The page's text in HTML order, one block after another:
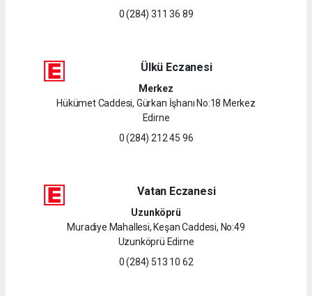
0 (284) 311 36 89
Ülkü Eczanesi
Merkez
Hükümet Caddesi, Gürkan İşhanı No:18 Merkez
Edirne
0 (284) 212 45 96
Vatan Eczanesi
Uzunköprü
Muradiye Mahallesi, Keşan Caddesi, No:49
Uzunköprü Edirne
0 (284) 513 10 62